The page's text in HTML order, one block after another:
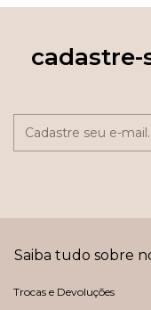
cadastre-
Saiba tudo sobre
Trocas e Devoluções